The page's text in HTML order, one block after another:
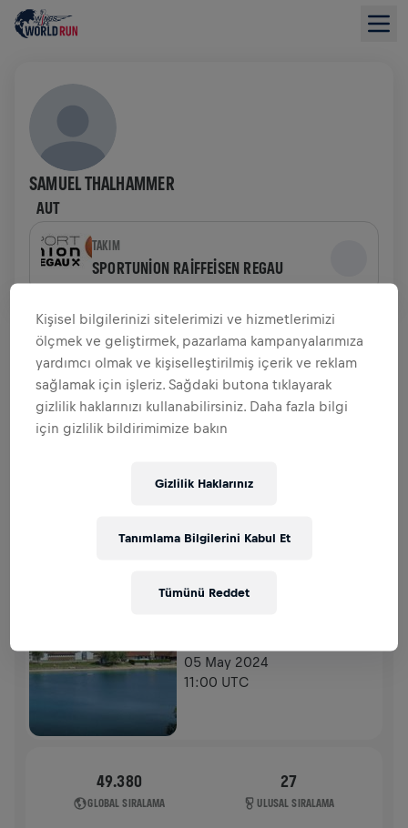
SAMUEL THALHAMMER
AUT
TAKIM
SPORTUNION RAIFFEISEN REGAU
BAĞIŞ TOPLAMAYA GENEL BAKIŞ
$0,00 TOPLANAN BAĞIŞ $0,00 HEDEF
BAĞIŞLAR
05 May 2024
11:00 UTC
49.380
GLOBAL SIRALAMA
27
ULUSAL SIRALAMA
Kişisel bilgilerinizi sitelerimizi ve hizmetlerimizi
ölçmek ve geliştirmek, pazarlama kampanyalarımıza
yardımcı olmak ve kişiselleştirilmiş içerik ve reklam
sağlamak için işleriz. Sağdaki butona tıklayarak
gizlilik haklarınızı kullanabilirsiniz. Daha fazla bilgi
için gizlilik bildirimimize bakın
Gizlilik Haklarınız
Tümünü Reddet
Tanımlama Bilgilerini Kabul Et